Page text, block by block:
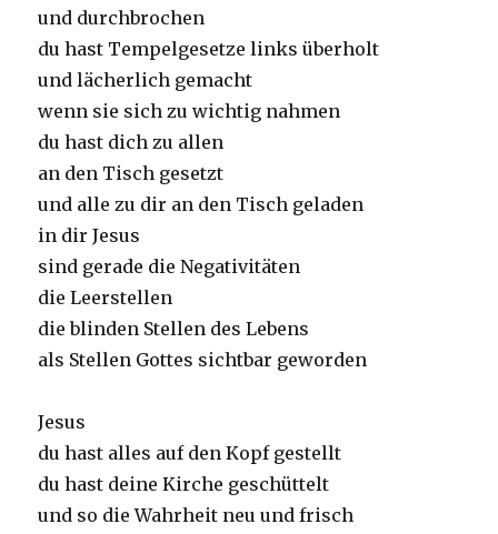
und durchbrochen
du hast Tempelgesetze links überholt
und lächerlich gemacht
wenn sie sich zu wichtig nahmen
du hast dich zu allen
an den Tisch gesetzt
und alle zu dir an den Tisch geladen
in dir Jesus
sind gerade die Negativitäten
die Leerstellen
die blinden Stellen des Lebens
als Stellen Gottes sichtbar geworden
Jesus
du hast alles auf den Kopf gestellt
du hast deine Kirche geschüttelt
und so die Wahrheit neu und frisch